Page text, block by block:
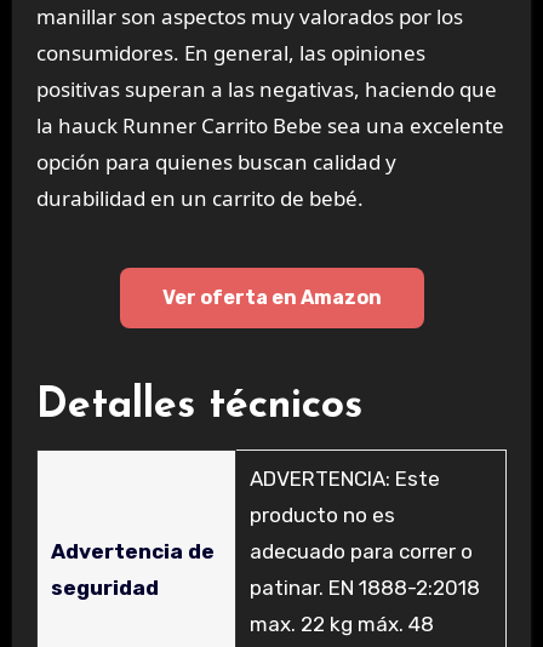
manillar son aspectos muy valorados por los
consumidores. En general, las opiniones
positivas superan a las negativas, haciendo que
la hauck Runner Carrito Bebe sea una excelente
opción para quienes buscan calidad y
durabilidad en un carrito de bebé.
Ver oferta en Amazon
Detalles técnicos
Advertencia de
seguridad
‎ADVERTENCIA: Este
producto no es
adecuado para correr o
patinar. EN 1888-2:2018
max. 22 kg máx. 48